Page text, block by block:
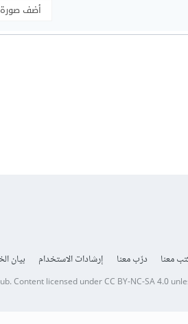
أضف
معنا درّب معنا إرشادات الاستخدام بيان
.Content licensed underCC BY-NC-SA 4.0